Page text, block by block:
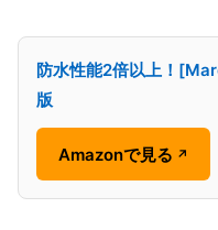
防水性能2倍以上！
版
Amazonで見る ↗